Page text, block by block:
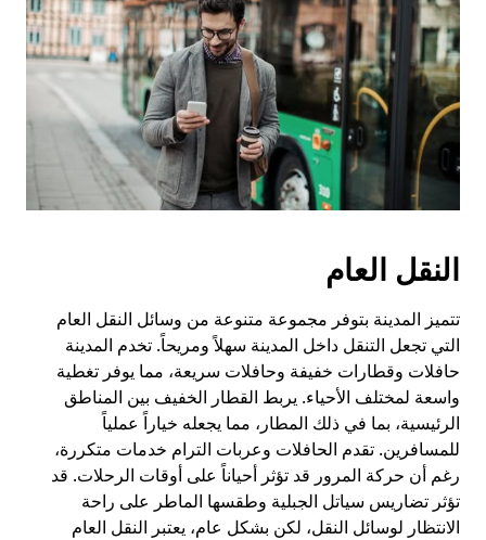
النقل العام
تتميز المدينة بتوفر مجموعة متنوعة من وسائل النقل العام
التي تجعل التنقل داخل المدينة سهلاً ومريحاً. تخدم المدينة
حافلات وقطارات خفيفة وحافلات سريعة، مما يوفر تغطية
واسعة لمختلف الأحياء. يربط القطار الخفيف بين المناطق
الرئيسية، بما في ذلك المطار، مما يجعله خياراً عملياً
للمسافرين. تقدم الحافلات وعربات الترام خدمات متكررة،
رغم أن حركة المرور قد تؤثر أحياناً على أوقات الرحلات. قد
تؤثر تضاريس سياتل الجبلية وطقسها الماطر على راحة
الانتظار لوسائل النقل، لكن بشكل عام، يعتبر النقل العام